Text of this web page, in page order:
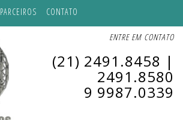
PARCEIROS CONTATO
ENTRE EM CONTATO
(21) 2491.8458 |
2491.8580
9 9987.0339